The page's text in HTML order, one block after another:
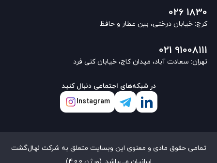
026 1830
کرج: خیابان درختی، بین عطار و حافظ
021 91008111
تهران: سعادت آباد، میدان کاج، خیابان کنی فرد
در شبکه‌های اجتماعی دنبال کنید
Instagram
تمامی حقوق مادی و معنوی این وبسایت متعلق به شرکت نهال‌گشت